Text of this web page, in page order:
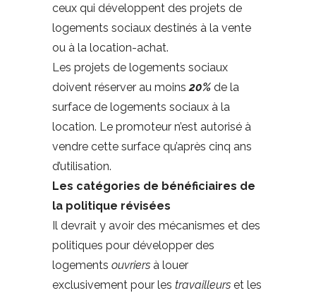
ceux qui développent des projets de
logements sociaux destinés à la vente
ou à la location-achat.
Les projets de logements sociaux
doivent réserver au moins20% de la
surface de logements sociaux à la
location. Le promoteur n’est autorisé à
vendre cette surface qu’après cinq ans
d’utilisation.
Les catégories de bénéficiaires de
la politique révisées
Il devrait y avoir des mécanismes et des
politiques pour développer des
logements ouvriers à louer
exclusivement pour les travailleurs et les